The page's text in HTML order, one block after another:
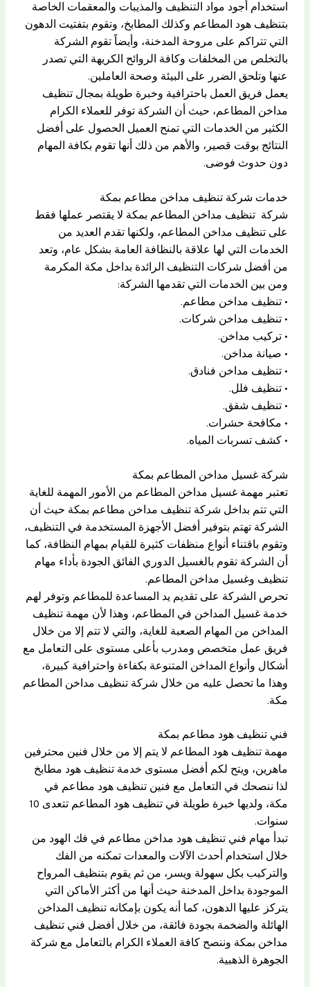
استخدام أجود مواد التنظيف والمذيبات والمعقمات الخاصة
بتنظيف هود المطاعم وكذلك المطابخ، وتقوم بتفتيت الدهون
التي تتراكم على مروحة المدخنة، وأيضاً تقوم الشركة
بالتخلص من المخلفات وكافة الروائح الكريهة التي تصدر
عنها وتلحق الضرر على البيئة وصحة العاملين.
يعمل فريق العمل باحترافية وخبرة طويلة بمجال تنظيف
مداخن المطاعم، حيث أن الشركة توفر للعملاء الكرام
الكثير من الخدمات التي تمنح العميل الحصول على أفضل
النتائج بوقت قصير، والأهم من ذلك أنها تقوم بكافة المهام
دون حدوث فوضى.
خدمات شركة تنظيف مداخن مطاعم بمكة
شركة تنظيف مداخن المطاعم بمكة لا يقتصر عملها فقط
على تنظيف مداخن المطاعم، ولكنها تقدم العديد من
الخدمات التي لها علاقة بالنظافة العامة بشكل عام، وتعد
من أفضل شركات التنظيف الرائدة بداخل مكة المكرمة
ومن بين الخدمات التي تقدمها الشركة:
• تنظيف مداخن مطاعم.
• تنظيف مداخن شركات.
• تركيب مداخن.
• صيانة مداخن.
• تنظيف مداخن فنادق.
• تنظيف فلل.
• تنظيف شقق.
• مكافحة حشرات.
• كشف تسربات المياه.
شركة غسيل مداخن المطاعم بمكة
تعتبر مهمة غسيل مداخن المطاعم من الأمور المهمة للغاية
التي تتم بداخل شركة تنظيف مداخن مطاعم بمكة حيث أن
الشركة تهتم بتوفير أفضل الأجهزة المستخدمة في التنظيف،
وتقوم باقتناء أنواع منظفات كثيرة للقيام بمهام النظافة، كما
أن الشركة تقوم بالغسيل الدوري الفائق الجودة بأداء مهام
تنظيف وغسيل مداخن المطاعم.
تحرص الشركة على تقديم يد المساعدة للمطاعم وتوفر لهم
خدمة غسيل المداخن في المطاعم، وهذا لأن مهمة تنظيف
المداخن من المهام الصعبة للغاية، والتي لا تتم إلا من خلال
فريق عمل متخصص ومدرب بأعلى مستوى على التعامل مع
أشكال وأنواع المداخن المتنوعة بكفاءة واحترافية كبيرة،
وهذا ما تحصل عليه من خلال شركة تنظيف مداخن المطاعم
مكة.
فني تنظيف هود مطاعم بمكة
مهمة تنظيف هود المطاعم لا يتم إلا من خلال فنين محترفين
ماهرين، ويتح لكم أفضل مستوى خدمة تنظيف هود مطابخ
لذا ننصحك في التعامل مع فنين تنظيف هود مطاعم في
مكة، ولديها خبرة طويلة في تنظيف هود المطاعم تتعدى 10
سنوات.
تبدأ مهام فني تنظيف هود مداخن مطاعم في فك الهود من
خلال استخدام أحدث الآلات والمعدات تمكنه من الفك
والتركيب بكل سهولة ويسر، من ثم يقوم بتنظيف المرواح
الموجودة بداخل المدخنة حيث أنها من أكثر الأماكن التي
يتركز عليها الدهون، كما أنه يكون بإمكانه تنظيف المداخن
الهائلة والضخمة بجودة فائقة، من خلال أفضل فني تنظيف
مداخن بمكة وننصح كافة العملاء الكرام بالتعامل مع شركة
الجوهرة الذهبية.